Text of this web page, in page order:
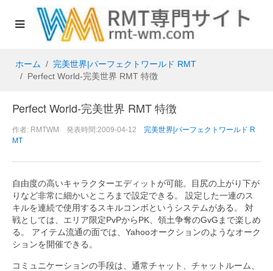
ホーム
完美世界|パーフェクトワールド RMT
Perfect World-完美世界 RMT 特徴
Perfect World-完美世界 RMT 特徴
作者: RMTWM 発表時間:2009-04-12 完美世界|パーフェクトワールド R
MT
自由度の高いキャラクターエディットが可能。目尻の上がり下が
りなど非常に細かいところまで設定できる。 設定した一連のス
キルを連続で使用するスキルコンボというシステムがある。 対
戦としては、エリア限定PvPからPK、領土争奪のGvGまで楽しめ
る。 アイテム流通の面では、Yahooオークションのようなオーク
ションを開催できる。
コミュニケーションの手段は、通常チャット、チャットルーム、